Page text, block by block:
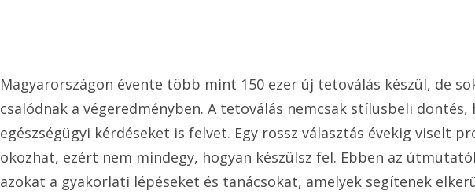
Magyarországon évente több mint 150 ezer új tetoválás készül, de
csalódnak a végeredményben. A tetoválás nemcsak stílusbeli döntés,
egészségügyi kérdéseket is felvet. Egy rossz választás évekig viselt
okozhat, ezért nem mindegy, hogyan készülsz fel. Ebben az
azokat a gyakorlati lépéseket és tanácsokat, amelyek segítenek